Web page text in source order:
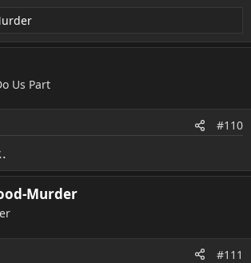
Us Part
#110
Murder
#111